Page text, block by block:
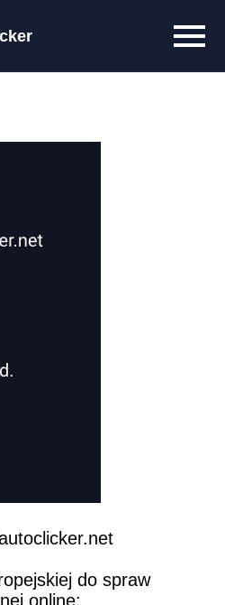
do spraw